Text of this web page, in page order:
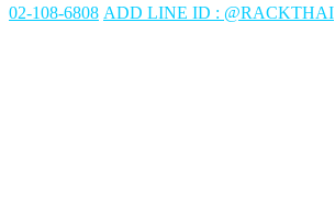
02-108-6808 ADD LINE ID : @RACKTHAI